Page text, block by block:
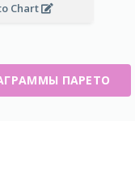
Chart
ПАРЕТО